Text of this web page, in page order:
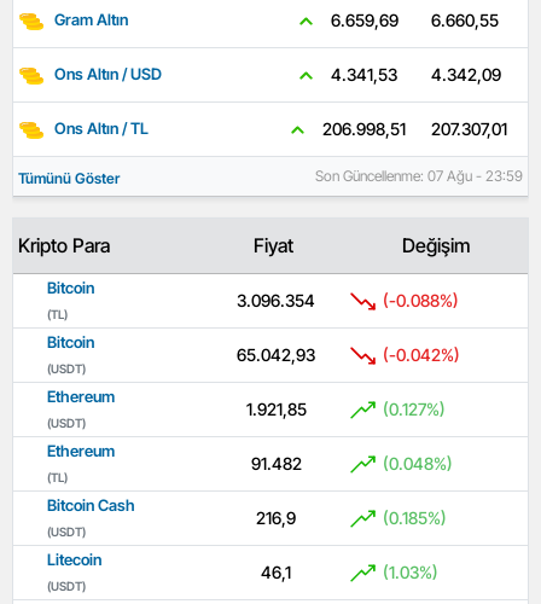
Gram Altın 6.659,69 6.660,55
Ons Altın / USD 4.341,53 4.342,09
Ons Altın / TL 206.998,51 207.307,01
Tümünü Göster Son Güncellenme: 07 Ağu - 23:59
Kripto Para Fiyat Değişim
Bitcoin
(TL)
3.096.354 (-0.088%)
Bitcoin
(USDT)
65.042,93 (-0.042%)
Ethereum
(USDT)
1.921,85 (0.127%)
Ethereum
(TL)
91.482 (0.048%)
Bitcoin Cash
(USDT)
216,9 (0.185%)
Litecoin
(USDT)
46,1 (1.03%)